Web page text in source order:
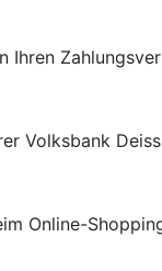
Volksbank
Online-